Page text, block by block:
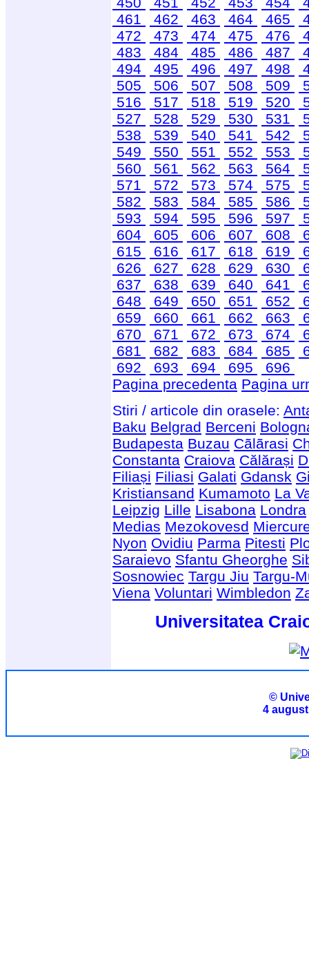
461
462 463 464 465
472
473 474 475 476
483
484 485 486 487
494
495 496 497 498
505
506 507 508 509
516
517 518 519 520
527
528 529 530 531
538
539 540 541 542
549
550 551 552 553
560
561 562 563 564
571
572 573 574 575
582
583 584 585 586
593
594 595 596 597
604
605 606 607 608
615
616 617 618 619
626
627 628 629 630
637
638 639 640 641
648
649 650 651 652
659
660 661 662 663
670
671 672 673 674
681
682 683 684 685
692
693 694 695
696
Pagina precedenta Pagina
Stiri / articole din orasele:
Baku Belgrad Berceni
Budapesta Buzau Cãlãrasi
Constanta Craiova Călărași
Filiași Filiasi Galati Gdansk
Kristiansand Kumamoto La
Leipzig Lille Lisabona Londra
Medias Mezokovesd
Nyon Ovidiu Parma Pitesti
Saraievo Sfantu Gheorghe
Sosnowiec Targu Jiu Targu-
Viena Voluntari Wimbledon
Universitatea
©
4